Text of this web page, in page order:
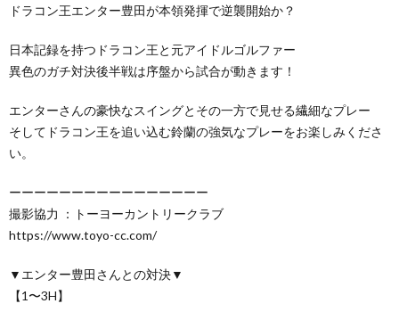
ドラコン王エンター豊田が本領発揮で逆襲開始か？
日本記録を持つドラコン王と元アイドルゴルファー
異色のガチ対決後半戦は序盤から試合が動きます！
エンターさんの豪快なスイングとその一方で見せる繊細なプレー
そしてドラコン王を追い込む鈴蘭の強気なプレーをお楽しみくださ
い。
ーーーーーーーーーーーーーーーー
撮影協力 ：トーヨーカントリークラブ
https://www.toyo-cc.com/
▼エンター豊田さんとの対決▼
【1〜3H】